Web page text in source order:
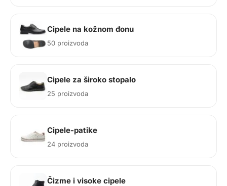
Cipele na kožnom đonu
50 proizvoda
Cipele za široko stopalo
25 proizvoda
Cipele-patike
24 proizvoda
Čizme i visoke cipele